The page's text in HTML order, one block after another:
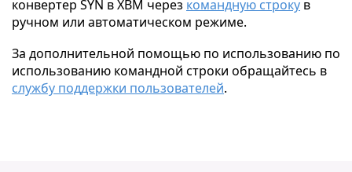
конвертер SYN в XBM через командную строку в
ручном или автоматическом режиме.
За дополнительной помощью по использованию по
использованию командной строки обращайтесь в
службу поддержки пользователей.